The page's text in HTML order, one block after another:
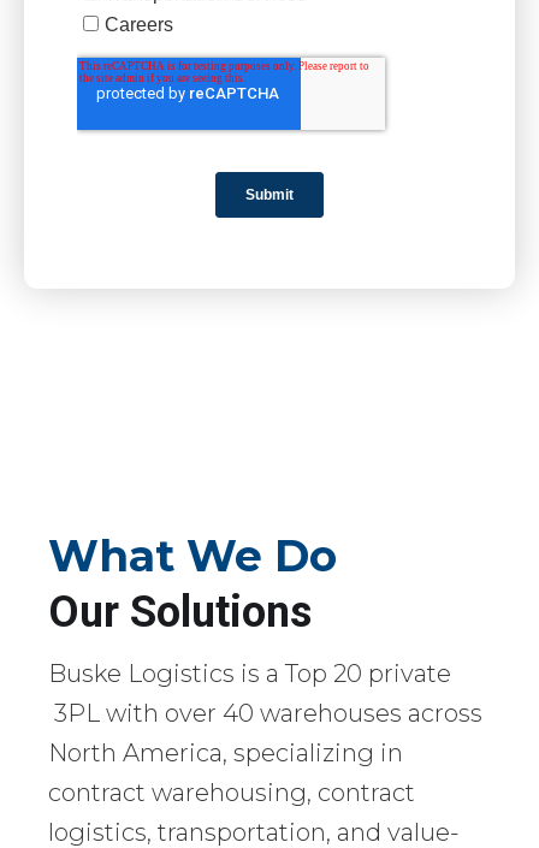
What We Do
Our Solutions
Buske Logistics is a Top 20 private
3PL with over 40 warehouses across
North America, specializing in
contract warehousing, contract
logistics, transportation, and value-